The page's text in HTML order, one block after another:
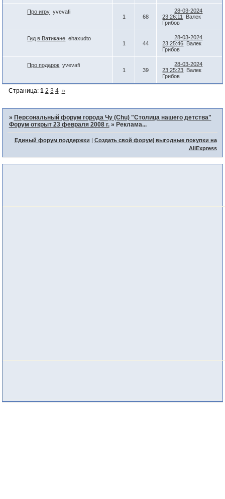
Про игру yvevafi
1
68
28-03-2024
23:26:11
Валек
Грибов
Гид в Ватикане ehaxudto
1
44
28-03-2024
23:25:46
Валек
Грибов
Про подарок yvevafi
1
39
28-03-2024
23:25:23
Валек
Грибов
Страница: 1 2 3 4 »
» Персональный форум города Чу (Chu) "Столица нашего детства"
Форум открыт 23 февраля 2008 г. » Реклама...
Единый форум поддержки Создать свой форум| выгодные покупки на
AliExpress